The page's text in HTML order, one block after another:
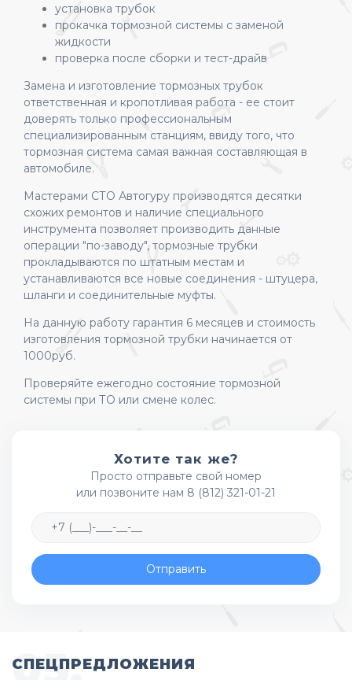
установка трубок
прокачка тормозной системы с заменой
жидкости
проверка после сборки и тест-драйв
Замена и изготовление тормозных трубок
ответственная и кропотливая работа - ее стоит
доверять только профессиональным
специализированным станциям, ввиду того, что
тормозная система самая важная составляющая в
автомобиле.
Мастерами СТО Автогуру производятся десятки
схожих ремонтов и наличие специального
инструмента позволяет производить данные
операции "по-заводу", тормозные трубки
прокладываются по штатным местам и
устанавливаются все новые соединения - штуцера,
шланги и соединительные муфты.
На данную работу гарантия 6 месяцев и стоимость
изготовления тормозной трубки начинается от
1000руб.
Проверяйте ежегодно состояние тормозной
системы при ТО или смене колес.
Хотите так же?
Просто отправьте свой номер
или позвоните нам 8 (812) 321-01-21
Отправить
СПЕЦПРЕДЛОЖЕНИЯ